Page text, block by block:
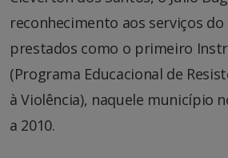
reconhecimento aos serviços do
prestados como o primeiro
(Programa Educacional de
à Violência), naquele município
a 2010.